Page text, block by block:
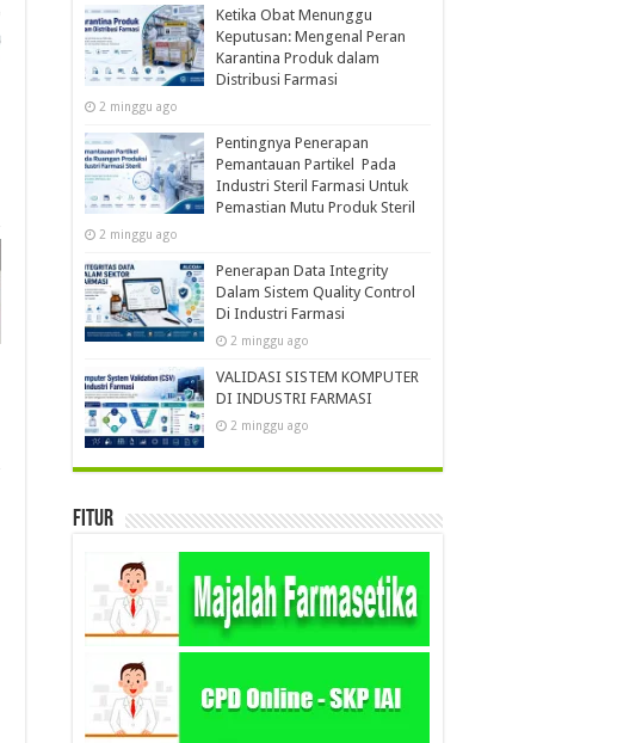
Ketika Obat Menunggu
Keputusan: Mengenal Peran
Karantina Produk dalam
Distribusi Farmasi
2 minggu ago
Pentingnya Penerapan
Pemantauan Partikel Pada
Industri Steril Farmasi Untuk
Pemastian Mutu Produk Steril
2 minggu ago
Penerapan Data Integrity
Dalam Sistem Quality Control
Di Industri Farmasi
2 minggu ago
VALIDASI SISTEM KOMPUTER
DI INDUSTRI FARMASI
2 minggu ago
Fitur